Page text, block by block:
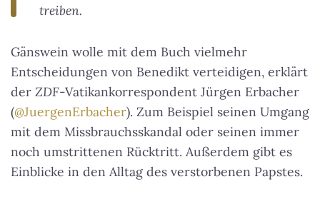
treiben.
Gänswein wolle mit dem Buch vielmehr
Entscheidungen von Benedikt verteidigen, erklärt
der ZDF-Vatikankorrespondent Jürgen Erbacher
(@JuergenErbacher). Zum Beispiel seinen Umgang
mit dem Missbrauchsskandal oder seinen immer
noch umstrittenen Rücktritt. Außerdem gibt es
Einblicke in den Alltag des verstorbenen Papstes.